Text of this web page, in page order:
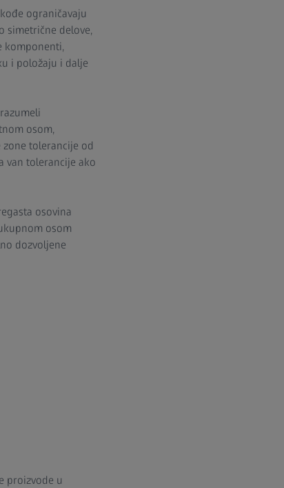
ograničavaju
simetrične delove,
komponenti,
i položaju i dalje
osom,
tolerancije od
van tolerancije ako
osovina
osom
dozvoljene
proizvode u